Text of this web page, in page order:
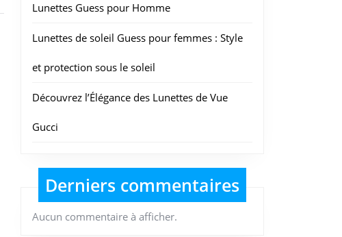
Lunettes Guess pour Homme
Lunettes de soleil Guess pour femmes : Style
et protection sous le soleil
Découvrez l’Élégance des Lunettes de Vue
Gucci
Derniers commentaires
Aucun commentaire à afficher.